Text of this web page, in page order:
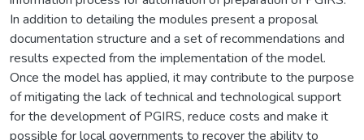
In addition to detailing the modules present a proposal
documentation structure and a set of recommendations and
results expected from the implementation of the model.
Once the model has applied, it may contribute to the purpose
of mitigating the lack of technical and technological support
for the development of PGIRS, reduce costs and make it
possible for local governments to recover the ability to